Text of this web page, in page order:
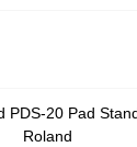
PDS-20 Pad
Roland